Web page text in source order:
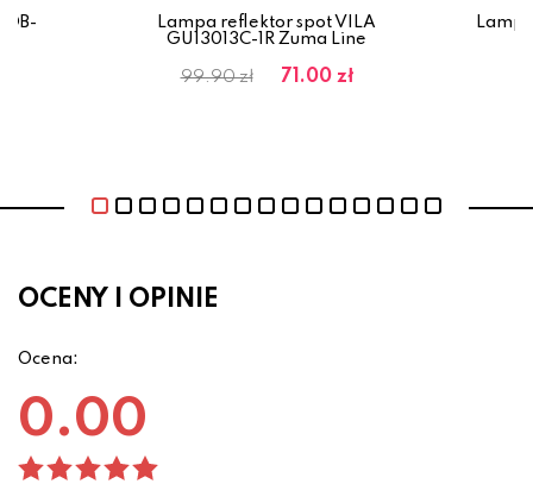
OB-
Lampa reflektor spot VILA
GU13013C-1R Zuma Line
99.90 zł 71.00 zł
OCENY I OPINIE
Ocena:
0.00